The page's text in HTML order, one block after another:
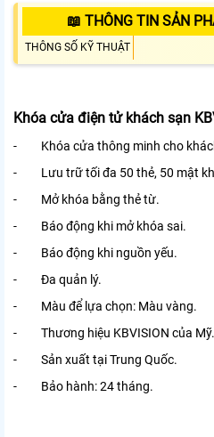
📖 THÔNG TIN SẢN
THÔNG SỐ KỸ THUẬT
Khóa cửa điện tử khách sạn
- Khóa cửa thông minh cho
- Lưu trữ tối đa 50 thẻ, 50 mật
- Mở khóa bằng thẻ từ.
- Báo động khi mở khóa sai.
- Báo động khi nguồn yếu.
- Đa quản lý.
- Màu để lựa chọn: Màu vàng.
- Thương hiệu KBVISION của Mỹ.
- Sản xuất tại Trung Quốc.
- Bảo hành: 24 tháng.